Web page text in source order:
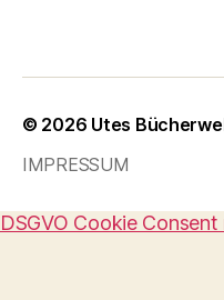
© 2026 Utes
IMPRESSUM
DSGVO Cookie